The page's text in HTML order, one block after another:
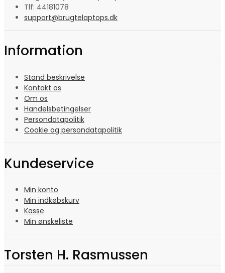
Tlf: 44181078
support@brugtelaptops.dk
Information
Stand beskrivelse
Kontakt os
Om os
Handelsbetingelser
Persondatapolitik
Cookie og persondatapolitik
Kundeservice
Min konto
Min indkøbskurv
Kasse
Min ønskeliste
Torsten H. Rasmussen